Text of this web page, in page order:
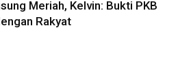
Meriah, Kelvin: Bukti PKB
Rakyat